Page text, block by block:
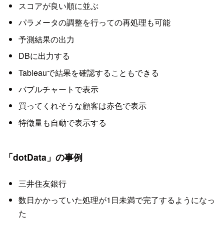
スコアが良い順に並ぶ
パラメータの調整を行っての再処理も可能
予測結果の出力
DBに出力する
Tableauで結果を確認することもできる
バブルチャートで表示
買ってくれそうな顧客は赤色で表示
特徴量も自動で表示する
「dotData」の事例
三井住友銀行
数日かかっていた処理が1日未満で完了するようになっ
た